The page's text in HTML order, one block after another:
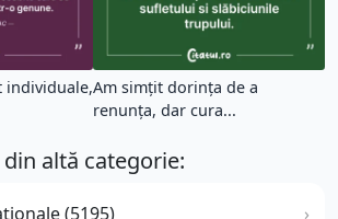
individuale,Am simțit dorința de a
renunța, dar cura...
altă categorie:
(5195)